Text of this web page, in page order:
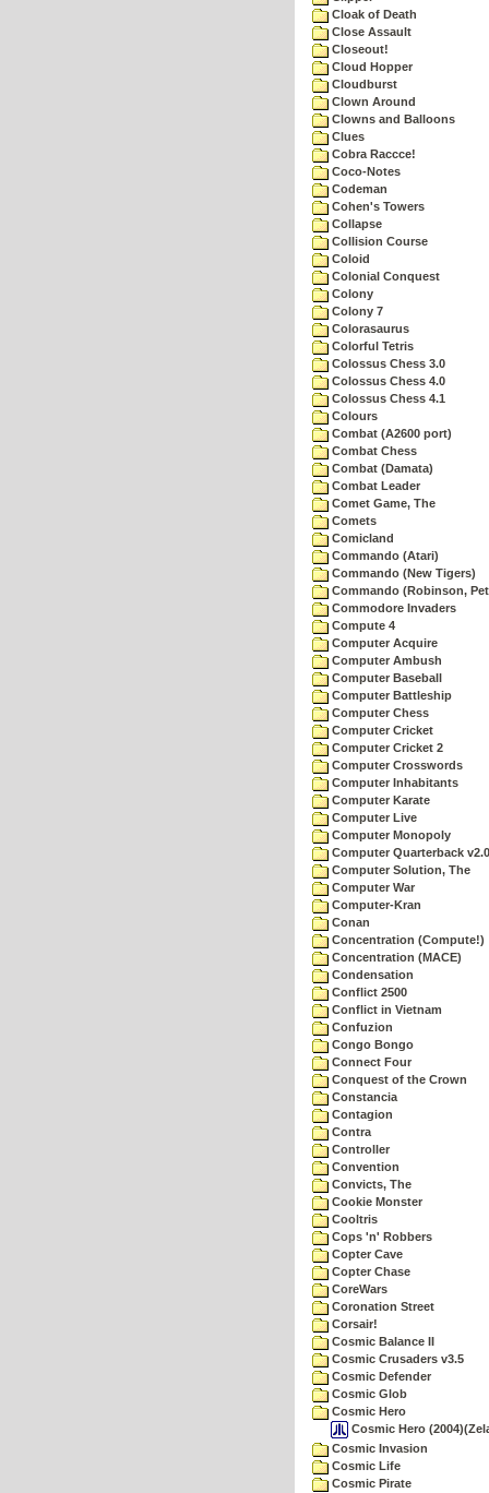
Cloak of Death
Close Assault
Closeout!
Cloud Hopper
Cloudburst
Clown Around
Clowns and Balloons
Clues
Cobra Raccce!
Coco-Notes
Codeman
Cohen's Towers
Collapse
Collision Course
Coloid
Colonial Conquest
Colony
Colony 7
Colorasaurus
Colorful Tetris
Colossus Chess 3.0
Colossus Chess 4.0
Colossus Chess 4.1
Colours
Combat (A2600 port)
Combat Chess
Combat (Damata)
Combat Leader
Comet Game, The
Comets
Comicland
Commando (Atari)
Commando (New Tigers)
Commando (Robinson,
Commodore Invaders
Compute 4
Computer Acquire
Computer Ambush
Computer Baseball
Computer Battleship
Computer Chess
Computer Cricket
Computer Cricket 2
Computer Crosswords
Computer Inhabitants
Computer Karate
Computer Live
Computer Monopoly
Computer Quarterback v2.0
Computer Solution, The
Computer War
Computer-Kran
Conan
Concentration (Compute!)
Concentration (MACE)
Condensation
Conflict 2500
Conflict in Vietnam
Confuzion
Congo Bongo
Connect Four
Conquest of the Crown
Constancia
Contagion
Contra
Controller
Convention
Convicts, The
Cookie Monster
Cooltris
Cops 'n' Robbers
Copter Cave
Copter Chase
CoreWars
Coronation Street
Corsair!
Cosmic Balance II
Cosmic Crusaders v3.5
Cosmic Defender
Cosmic Glob
Cosmic Hero
Cosmic Hero
Cosmic Invasion
Cosmic Life
Cosmic Pirate